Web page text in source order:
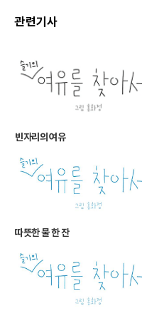
관련기사
빈자리의 여유
따뜻한 물 한 잔